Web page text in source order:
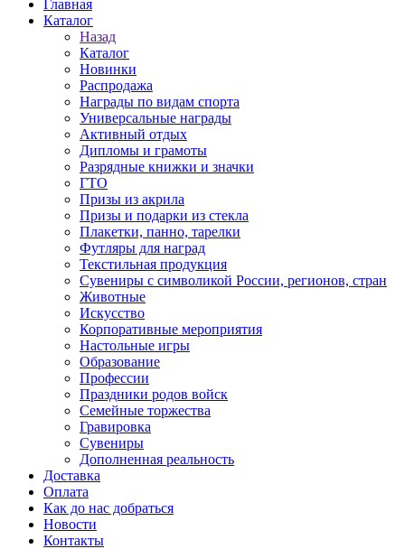
Главная
Каталог
Назад
Каталог
Новинки
Распродажа
Награды по видам спорта
Универсальные награды
Активный отдых
Дипломы и грамоты
Разрядные книжки и значки
ГТО
Призы из акрила
Призы и подарки из стекла
Плакетки, панно, тарелки
Футляры для наград
Текстильная продукция
Сувениры с символикой России, регионов, стран
Животные
Искусство
Корпоративные мероприятия
Настольные игры
Образование
Профессии
Праздники родов войск
Семейные торжества
Гравировка
Сувениры
Дополненная реальность
Доставка
Оплата
Как до нас добраться
Новости
Контакты